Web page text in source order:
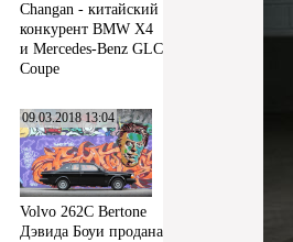
Changan - китайский
конкурент BMW X4
и Mercedes-Benz GLC
Coupe
09.03.2018 13:04
Volvo 262C Bertone
Дэвида Боуи продана